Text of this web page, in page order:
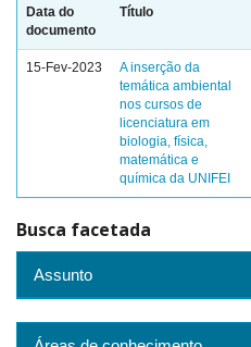
Data do
documento
Título
15-Fev-2023
A inserção da
temática ambiental
nos cursos de
licenciatura em
biologia, física,
matemática e
química da UNIFEI
Busca facetada
Assunto